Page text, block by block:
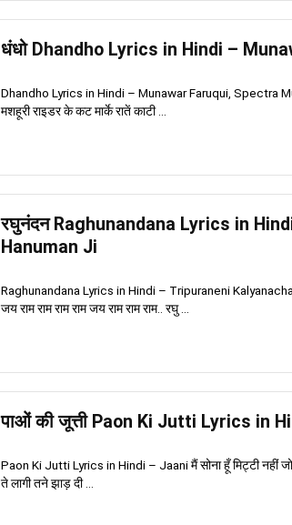
धंधो Dhandho Lyrics in Hindi –
Dhandho Lyrics in Hindi – Munawar Faruqui, Spectra
मशहूरी राइडर के कट मार्के रातें काटी ...
रघुनंदन Raghunandana Lyrics in
Hanuman Ji
Raghunandana Lyrics in Hindi – Tripuraneni
जय राम राम राम राम जय राम राम राम.. रघु ...
पाओं की जूत्ती Paon Ki Jutti Lyrics in
Paon Ki Jutti Lyrics in Hindi – Jaani मैं सोना हूँ मिट्टी नहीं जो
ते लागी तने झाड़ दी ...